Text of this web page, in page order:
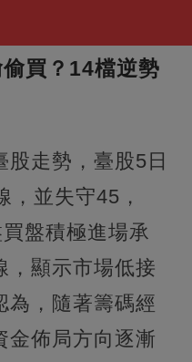
買？14檔逆勢
走勢，臺股5日
，並失守45，
盤積極進場承
，顯示市場低接
為，隨著籌碼經
金佈局方向逐漸